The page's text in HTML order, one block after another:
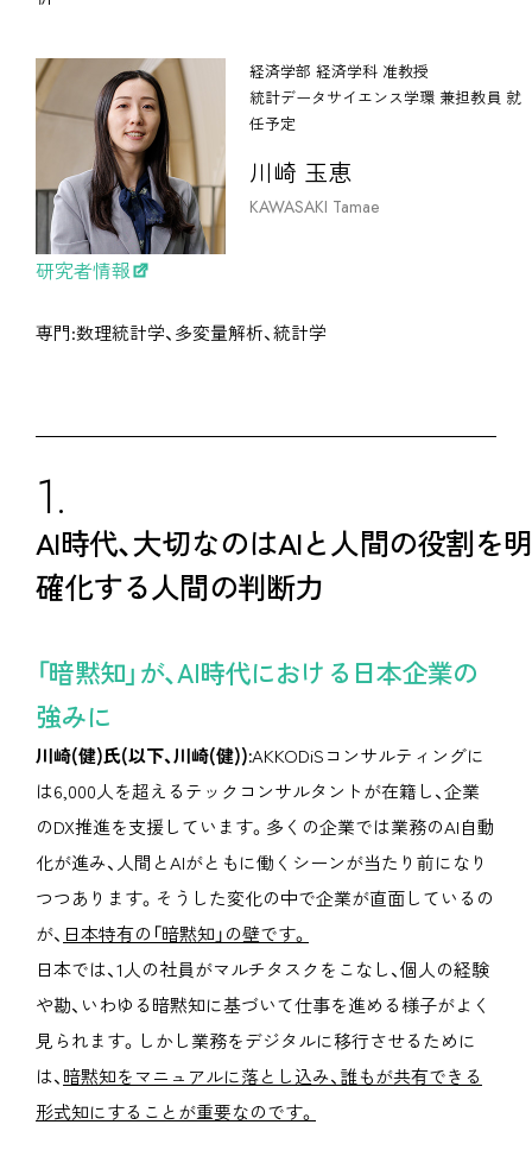
経済学部 経済学科 准教授
統計データサイエンス学環 兼担教員 就
任予定
川崎 玉恵
KAWASAKI Tamae
研究者情報
専門:数理統計学、多変量解析、統計学
1.
AI時代、大切なのはAIと人間の役割を明
確化する人間の判断力
「暗黙知」が、AI時代における日本企業の
強みに
川崎(健)氏(以下、川崎(健)):AKKODiSコンサルティングに
は6,000人を超えるテックコンサルタントが在籍し、企業
のDX推進を支援しています。多くの企業では業務のAI自動
化が進み、人間とAIがともに働くシーンが当たり前になり
つつあります。そうした変化の中で企業が直面しているの
が、 日本特有の「暗黙知」の壁です。
日本では、1人の社員がマルチタスクをこなし、個人の経験
や勘、いわゆる暗黙知に基づいて仕事を進める様子がよく
見られます。しかし業務をデジタルに移行させるために
は、 暗黙知をマニュアルに落とし込み、誰もが共有できる
形式知にすることが重要なのです。